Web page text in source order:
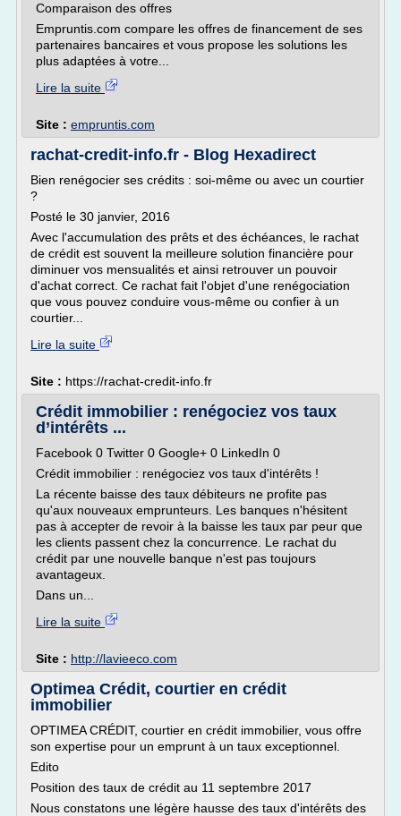
Comparaison des offres
Empruntis.com compare les offres de financement de ses
partenaires bancaires et vous propose les solutions les
plus adaptées à votre...
Lire la suite
Site : empruntis.com
rachat-credit-info.fr - Blog Hexadirect
Bien renégocier ses crédits : soi-même ou avec un courtier
?
Posté le 30 janvier, 2016
Avec l'accumulation des prêts et des échéances, le rachat
de crédit est souvent la meilleure solution financière pour
diminuer vos mensualités et ainsi retrouver un pouvoir
d'achat correct. Ce rachat fait l'objet d'une renégociation
que vous pouvez conduire vous-même ou confier à un
courtier...
Lire la suite
Site : https://rachat-credit-info.fr
Crédit immobilier : renégociez vos taux
d’intérêts ...
Facebook 0 Twitter 0 Google+ 0 LinkedIn 0
Crédit immobilier : renégociez vos taux d'intérêts !
La récente baisse des taux débiteurs ne profite pas
qu'aux nouveaux emprunteurs. Les banques n'hésitent
pas à accepter de revoir à la baisse les taux par peur que
les clients passent chez la concurrence. Le rachat du
crédit par une nouvelle banque n'est pas toujours
avantageux.
Dans un...
Lire la suite
Site : http://lavieeco.com
Optimea Crédit, courtier en crédit
immobilier
OPTIMEA CRÉDIT, courtier en crédit immobilier, vous offre
son expertise pour un emprunt à un taux exceptionnel.
Edito
Position des taux de crédit au 11 septembre 2017
Nous constatons une légère hausse des taux d'intérêts des